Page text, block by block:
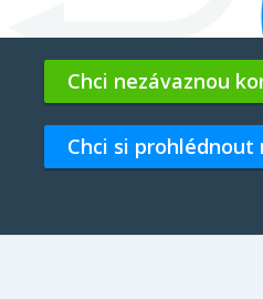
Chci nezávaznou
Chci si prohlédnout